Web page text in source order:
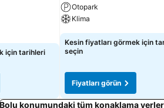
için tarihleri
Otopark
Klima
Kesin fiyatları görmek için
seçin
Fiyatları görün
Bolu konumundaki tüm konaklama